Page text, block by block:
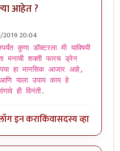
आहेत ?
2019 20:04
सिरियल मधली गीता.byतमराज
कुणा डॉक्टरला मी याविषयी
मनाची शक्ती फारच ड्रेन
हा मानसिक आजार आहे,
याला उपाय काय हे
ही विनंती.
इन कराकिंवासदस्य व्हा